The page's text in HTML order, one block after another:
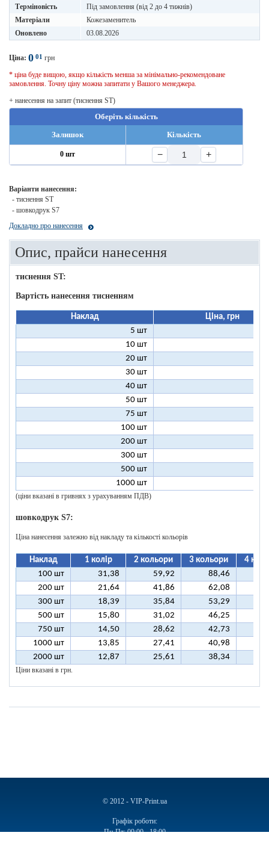
Терміновість
Під замовлення (від 2 до 4 тижнів)
Матеріали
Кожезаменитель
Оновлено
03.08.2026
Ціна: 0 01 грн
* ціна буде вищою, якщо кількість менша за мінімально-рекомендоване
замовлення. Точну ціну можна запитати у Вашого менеджера.
+ нанесення на запит (тиснення ST)
Оберіть кількість
Залишок
Кількість
0 шт − +
Варіанти нанесення:
- тиснення ST
- шовкодрук S7
Докладно про нанесення
Опис, прайси нанесення
тиснення ST:
Вартість нанесення тисненням
Наклад
Ціна, грн
5 шт
10 шт
20 шт
30 шт
40 шт
50 шт
75 шт
100 шт
200 шт
300 шт
500 шт
1000 шт
(ціни вказані в гривнях з урахуванням ПДВ)
шовкодрук S7:
Ціна нанесення залежно від накладу та кількості кольорів
Наклад 1 колір 2 кольори 3 кольори
4
100 шт
31,38 59,92 88,46
200 шт
21,64 41,86 62,08
300 шт
18,39 35,84 53,29
500 шт
15,80 31,02 46,25
750 шт
14,50 28,62 42,73
1000 шт
13,85 27,41 40,98
2000 шт
12,87 25,61 38,34
Ціни вказані в грн.
© 2012 - VIP-Print.ua
Графік роботи:
Пн-Пт: 09:00 - 18:00